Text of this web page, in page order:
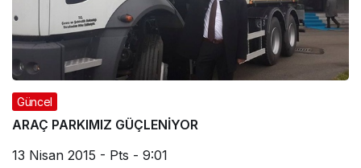
Güncel
ARAÇ PARKIMIZ GÜÇLENİYOR
13 Nisan 2015 - Pts - 9:01